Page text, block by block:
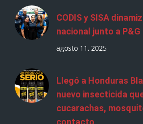
CODIS y SISA
nacional junto a P&G
agosto 11, 2025
Llegó a Honduras
nuevo insecticida
cucarachas,